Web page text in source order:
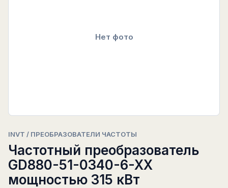
Нет фото
INVT / ПРЕОБРАЗОВАТЕЛИ ЧАСТОТЫ
Частотный преобразователь
GD880-51-0340-6-XX
мощностью 315 кВт